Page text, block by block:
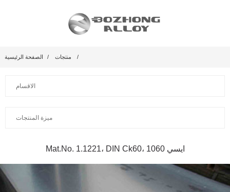
الصفحة الرئيسية منتجات
الاقسام
ميزة المنتجات
Mat.No. 1.1221، DIN Ck60، ايسي 1060